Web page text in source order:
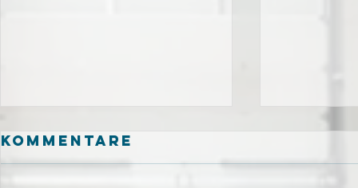
Kommentare